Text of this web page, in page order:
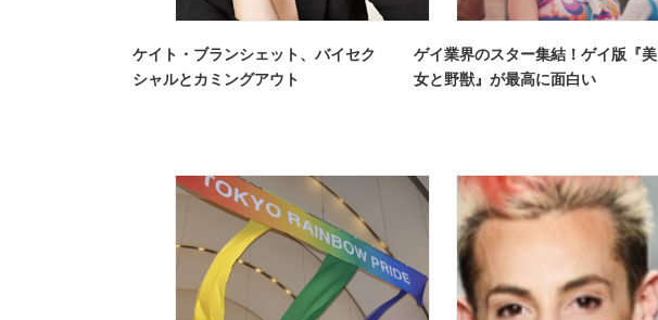
ケイト・ブランシェット、バイセク
シャルとカミングアウト
ゲイ業界のスター集結！ゲイ版『美
女と野獣』が最高に面白い